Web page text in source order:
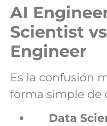
AI
Scientist
Engineer
Es la confusión
forma simple de
Data